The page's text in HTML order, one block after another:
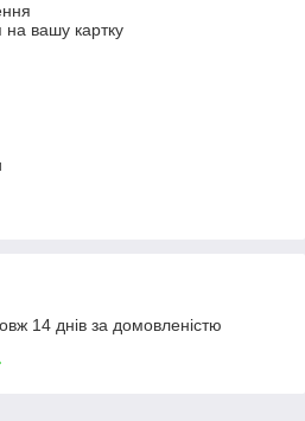
на вашу картку
14 днів за домовленістю